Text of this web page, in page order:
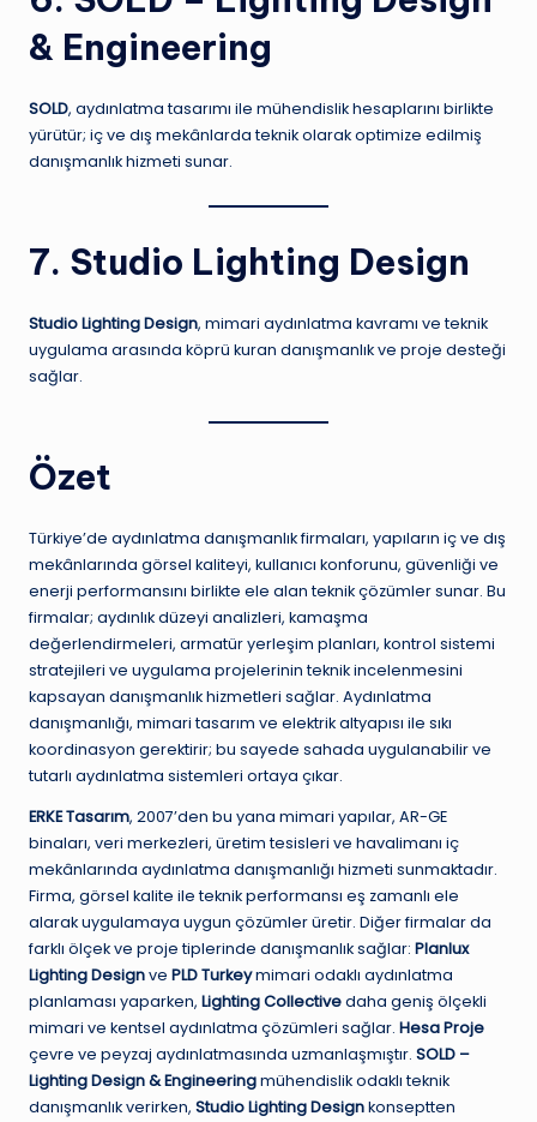
& Engineering
SOLD, aydınlatma tasarımı ile mühendislik hesaplarını birlikte
yürütür; iç ve dış mekânlarda teknik olarak optimize edilmiş
danışmanlık hizmeti sunar.
7. Studio Lighting Design
Studio Lighting Design, mimari aydınlatma kavramı ve teknik
uygulama arasında köprü kuran danışmanlık ve proje desteği
sağlar.
Özet
Türkiye’de aydınlatma danışmanlık firmaları, yapıların iç ve dış
mekânlarında görsel kaliteyi, kullanıcı konforunu, güvenliği ve
enerji performansını birlikte ele alan teknik çözümler sunar. Bu
firmalar; aydınlık düzeyi analizleri, kamaşma
değerlendirmeleri, armatür yerleşim planları, kontrol sistemi
stratejileri ve uygulama projelerinin teknik incelenmesini
kapsayan danışmanlık hizmetleri sağlar. Aydınlatma
danışmanlığı, mimari tasarım ve elektrik altyapısı ile sıkı
koordinasyon gerektirir; bu sayede sahada uygulanabilir ve
tutarlı aydınlatma sistemleri ortaya çıkar.
ERKE Tasarım, 2007’den bu yana mimari yapılar, AR-GE
binaları, veri merkezleri, üretim tesisleri ve havalimanı iç
mekânlarında aydınlatma danışmanlığı hizmeti sunmaktadır.
Firma, görsel kalite ile teknik performansı eş zamanlı ele
alarak uygulamaya uygun çözümler üretir. Diğer firmalar da
farklı ölçek ve proje tiplerinde danışmanlık sağlar: Planlux
Lighting Designve PLD Turkeymimari odaklı aydınlatma
planlaması yaparken, Lighting Collectivedaha geniş ölçekli
mimari ve kentsel aydınlatma çözümleri sağlar. Hesa Proje
çevre ve peyzaj aydınlatmasında uzmanlaşmıştır. SOLD –
Lighting Design & Engineeringmühendislik odaklı teknik
danışmanlık verirken, Studio Lighting Designkonseptten